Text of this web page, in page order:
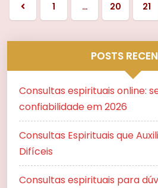
Página
1 … 20 21
POSTS
Consultas espirituais online:
confiabilidade em 2026
Consultas Espirituais que
Difíceis
Consultas espirituais para